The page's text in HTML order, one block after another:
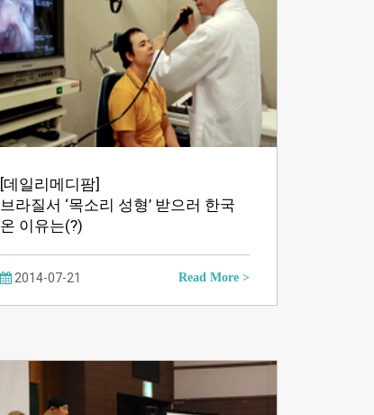
[데일리메디팜]
브라질서 ‘목소리 성형’ 받으러 한국
온 이유는(?)
2014-07-21 Read More >